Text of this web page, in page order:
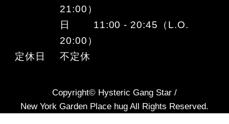
21:00）
日 11:00 - 20:45（L.O.
20:00）
定休日
不定休
Copyright© Hysteric Gang Star /
New York Garden Place hug All Rights Reserved.